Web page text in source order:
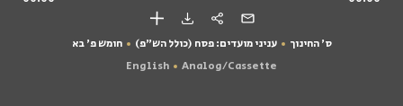
חומש פ' בא עניני מועדים: פסח (כולל הש"פ)
ס' החינוך
English
Analog/Cassette